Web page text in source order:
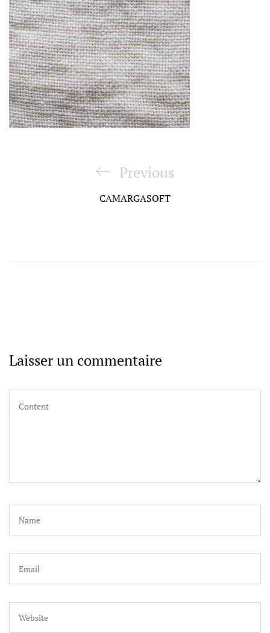
Previous
Post
Previous
CAMARGASOFT
Laisser un commentaire